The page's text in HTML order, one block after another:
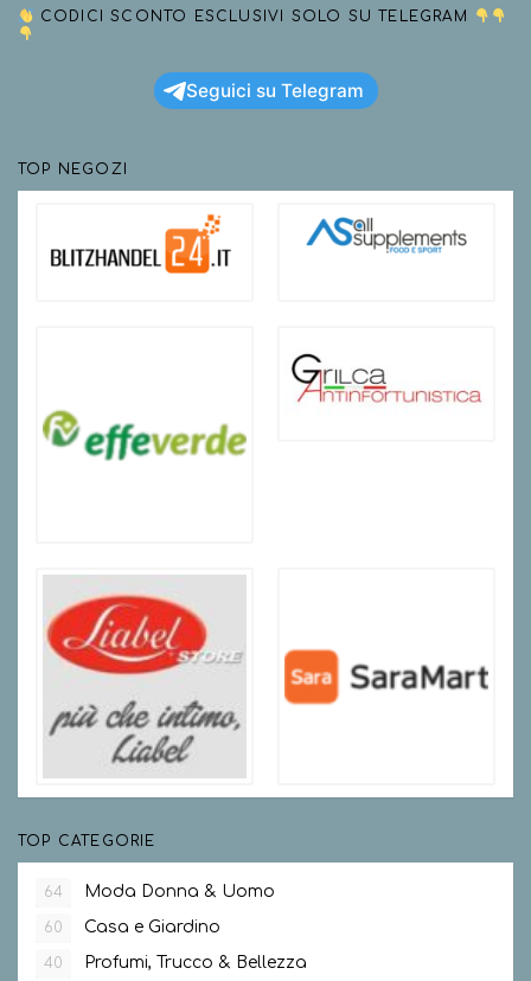
CODICI SCONTO ESCLUSIVI SOLO SU TELEGRAM
Seguici su Telegram
TOP NEGOZI
TOP CATEGORIE
64 Moda Donna & Uomo
60 Casa e Giardino
40 Profumi, Trucco & Bellezza